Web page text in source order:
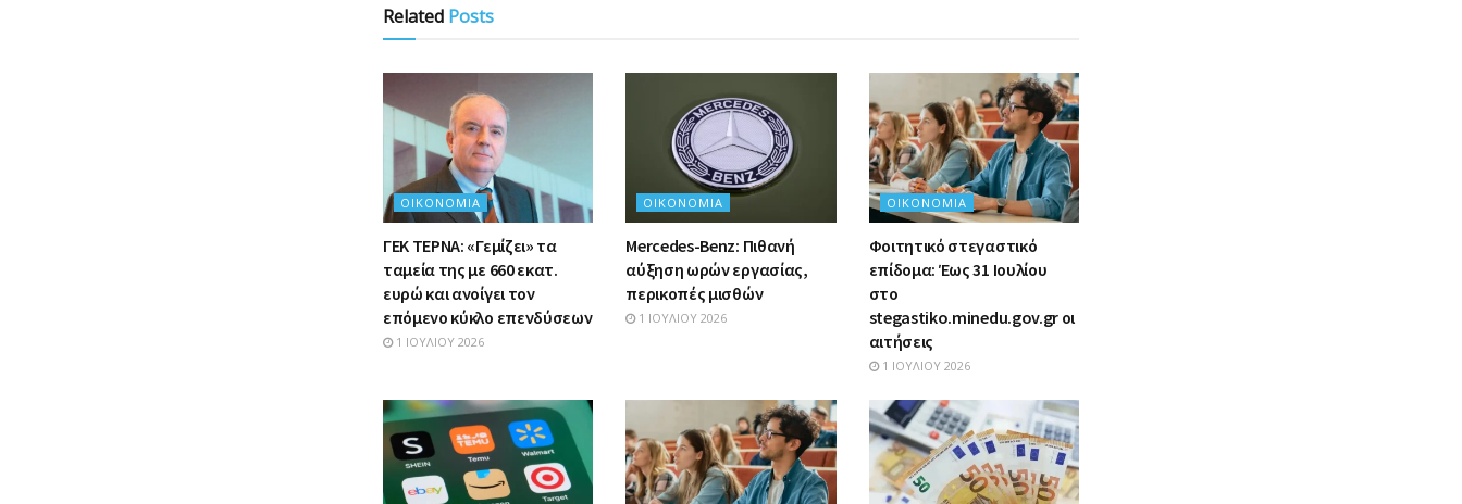
Related Posts
ΟΙΚΟΝΟΜΊΑ
ΓΕΚ ΤΕΡΝΑ: «Γεμίζει» τα
ταμεία της με 660 εκατ.
ευρώ και ανοίγει τον
επόμενο κύκλο επενδύσεων
1 ΙΟΥΛΊΟΥ 2026
ΟΙΚΟΝΟΜΊΑ
Mercedes-Benz: Πιθανή
αύξηση ωρών εργασίας,
περικοπές μισθών
1 ΙΟΥΛΊΟΥ 2026
ΟΙΚΟΝΟΜΊΑ
Φοιτητικό στεγαστικό
επίδομα: Έως 31 Ιουλίου
στο
stegastiko.minedu.gov.gr οι
αιτήσεις
1 ΙΟΥΛΊΟΥ 2026